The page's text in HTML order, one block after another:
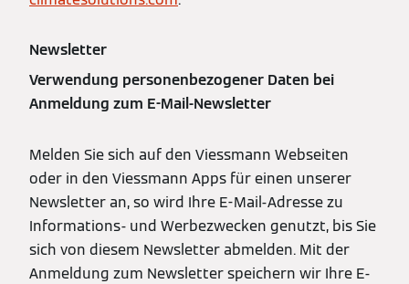
Newsletter
Verwendung personenbezogener Daten bei
Anmeldung zum E-Mail-Newsletter
Melden Sie sich auf den Viessmann Webseiten
oder in den Viessmann Apps für einen unserer
Newsletter an, so wird Ihre E-Mail-Adresse zu
Informations- und Werbezwecken genutzt, bis Sie
sich von diesem Newsletter abmelden. Mit der
Anmeldung zum Newsletter speichern wir Ihre E-